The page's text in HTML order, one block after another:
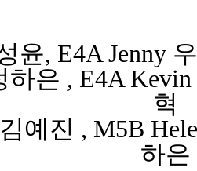
윤, E4A Jenny
하은 , E4A
혁
예진 , M5B
하은